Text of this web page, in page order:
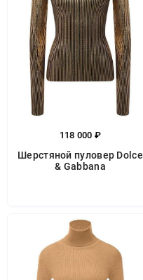
118 000 ₽
Шерстяной пуловер Dolce
& Gabbana